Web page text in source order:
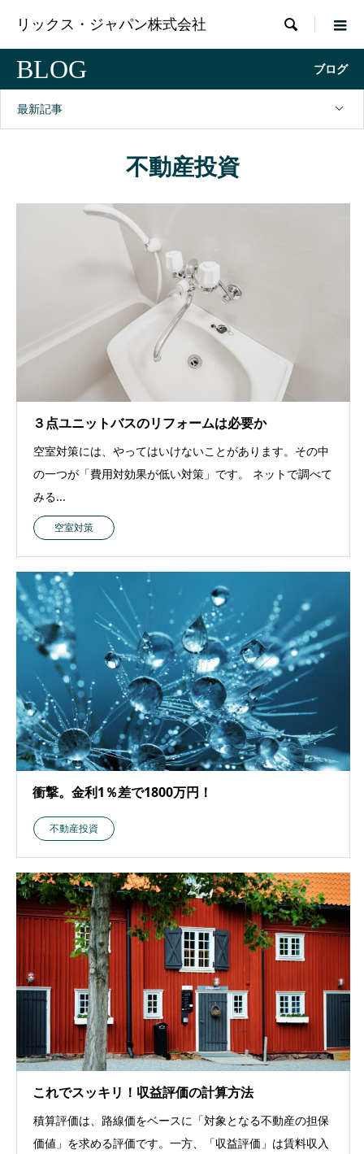
リックス・ジャパン株式会社 
BLOG ブログ
最新記事
不動産投資
３点ユニットバスのリフォームは必要か
空室対策には、やってはいけないことがあります。その中
の一つが「費用対効果が低い対策」です。 ネットで調べて
みる...
空室対策
衝撃。金利1％差で1800万円！
不動産投資
これでスッキリ！収益評価の計算方法
積算評価は、路線価をベースに「対象となる不動産の担保
価値」を求める評価です。一方、「収益評価」は賃料収入